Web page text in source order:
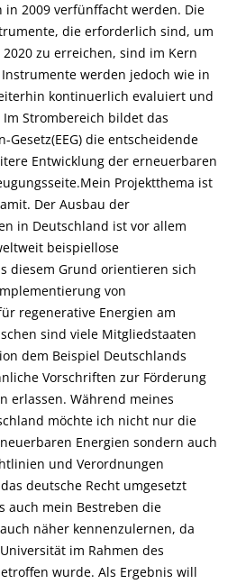
in 2009 verfünffacht werden. Die
die erforderlich sind, um
zu erreichen, sind im Kern
werden jedoch wie in
kontinuerlich evaluiert und
Strombereich bildet das
Gesetz(EEG) die entscheidende
Entwicklung der erneuerbaren
Projektthema ist
Der Ausbau der
in Deutschland ist vor allem
beispiellose
diesem Grund orientieren sich
von
regenerative Energien am
sind viele Mitgliedstaaten
dem Beispiel Deutschlands
Vorschriften zur Förderung
erlassen. Während meines
möchte ich nicht nur die
Energien sondern auch
und Verordnungen
deutsche Recht umgesetzt
auch mein Bestreben die
näher kennenzulernen, da
im Rahmen des
wurde. Als Ergebnis will